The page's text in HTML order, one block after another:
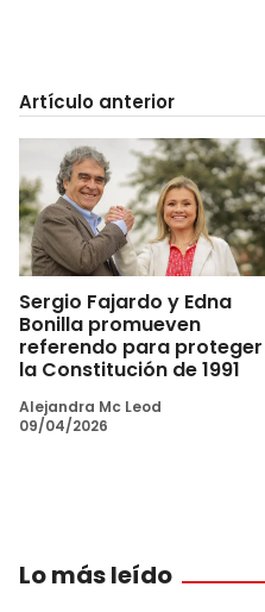
Artículo anterior
Sergio Fajardo y Edna
Bonilla promueven
referendo para proteger
la Constitución de 1991
Alejandra Mc Leod
09/04/2026
Lo más leído